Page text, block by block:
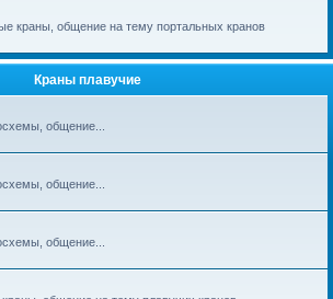
краны, общение на тему портальных кранов
Краны плавучие
общение...
общение...
общение...